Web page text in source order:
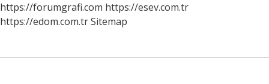
https://forumgrafi.com https://esev.com.tr
https://edom.com.trSitemap